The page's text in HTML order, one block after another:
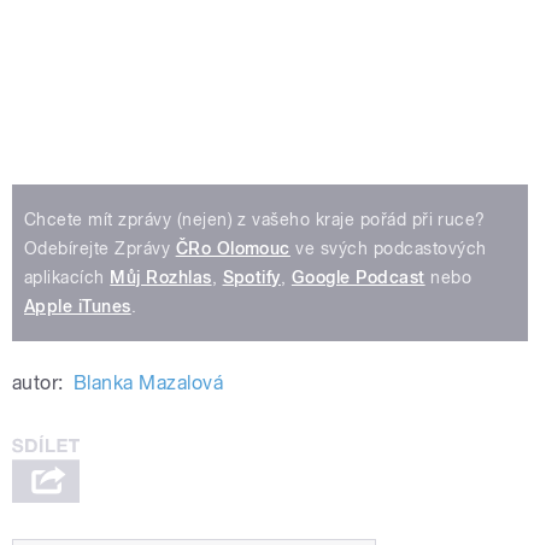
Chcete mít zprávy (nejen) z vašeho kraje pořád při ruce?
Odebírejte Zprávy ČRo Olomouc ve svých podcastových
aplikacích Můj Rozhlas Spotify Google Podcast nebo
Apple iTunes
autor: Blanka Mazalová